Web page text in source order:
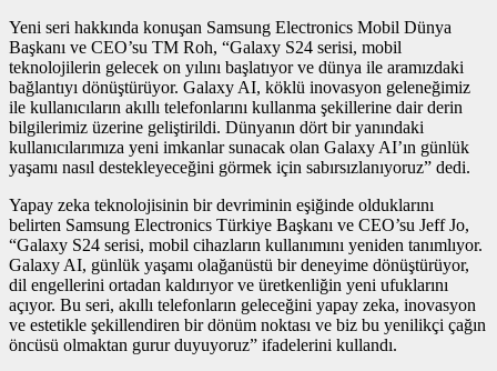
Yeni seri hakkında konuşan Samsung Electronics Mobil Dünya
Başkanı ve CEO’su TM Roh, “Galaxy S24 serisi, mobil
teknolojilerin gelecek on yılını başlatıyor ve dünya ile aramızdaki
bağlantıyı dönüştürüyor. Galaxy AI, köklü inovasyon geleneğimiz
ile kullanıcıların akıllı telefonlarını kullanma şekillerine dair derin
bilgilerimiz üzerine geliştirildi. Dünyanın dört bir yanındaki
kullanıcılarımıza yeni imkanlar sunacak olan Galaxy AI’ın günlük
yaşamı nasıl destekleyeceğini görmek için sabırsızlanıyoruz” dedi.
Yapay zeka teknolojisinin bir devriminin eşiğinde olduklarını
belirten Samsung Electronics Türkiye Başkanı ve CEO’su Jeff Jo,
“Galaxy S24 serisi, mobil cihazların kullanımını yeniden tanımlıyor.
Galaxy AI, günlük yaşamı olağanüstü bir deneyime dönüştürüyor,
dil engellerini ortadan kaldırıyor ve üretkenliğin yeni ufuklarını
açıyor. Bu seri, akıllı telefonların geleceğini yapay zeka, inovasyon
ve estetikle şekillendiren bir dönüm noktası ve biz bu yenilikçi çağın
öncüsü olmaktan gurur duyuyoruz” ifadelerini kullandı.